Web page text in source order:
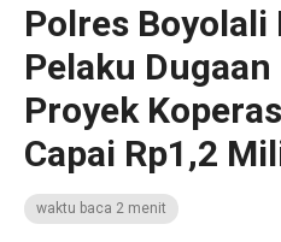
Polres Boyolali
Pelaku
Proyek
Capai Rp1,2
waktu baca 2 menit